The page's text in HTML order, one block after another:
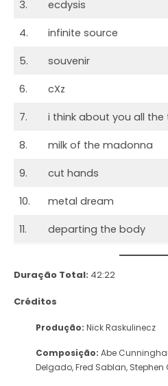
3. ecdysis
4. infinite source
5. souvenir
6. cXz
7. i think about you all the
8. milk of the madonna
9. cut hands
10. metal dream
11. departing the body
Duração Total: 42:22
Créditos
Produção: Nick Raskulinecz
Composição: Abe
Delgado, Fred Sablan, Stephen